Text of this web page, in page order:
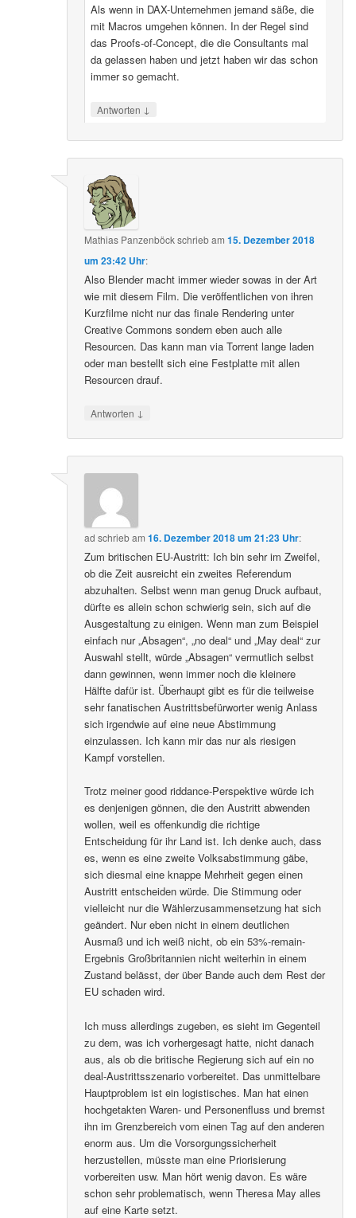
Als wenn in DAX-Unternehmen jemand säße, die
mit Macros umgehen können. In der Regel sind
das Proofs-of-Concept, die die Consultants mal
da gelassen haben und jetzt haben wir das schon
immer so gemacht.
Antworten ↓
Mathias Panzenböckschriebam15. Dezember 2018
um 23:42 Uhr:
Also Blender macht immer wieder sowas in der Art
wie mit diesem Film. Die veröffentlichen von ihren
Kurzfilme nicht nur das finale Rendering unter
Creative Commons sondern eben auch alle
Resourcen. Das kann man via Torrent lange laden
oder man bestellt sich eine Festplatte mit allen
Resourcen drauf.
Antworten ↓
ad schriebam16. Dezember 2018 um 21:23 Uhr:
Zum britischen EU-Austritt: Ich bin sehr im Zweifel,
ob die Zeit ausreicht ein zweites Referendum
abzuhalten. Selbst wenn man genug Druck aufbaut,
dürfte es allein schon schwierig sein, sich auf die
Ausgestaltung zu einigen. Wenn man zum Beispiel
einfach nur „Absagen“, „no deal“ und „May deal“ zur
Auswahl stellt, würde „Absagen“ vermutlich selbst
dann gewinnen, wenn immer noch die kleinere
Hälfte dafür ist. Überhaupt gibt es für die teilweise
sehr fanatischen Austrittsbefürworter wenig Anlass
sich irgendwie auf eine neue Abstimmung
einzulassen. Ich kann mir das nur als riesigen
Kampf vorstellen.
Trotz meiner good riddance-Perspektive würde ich
es denjenigen gönnen, die den Austritt abwenden
wollen, weil es offenkundig die richtige
Entscheidung für ihr Land ist. Ich denke auch, dass
es, wenn es eine zweite Volksabstimmung gäbe,
sich diesmal eine knappe Mehrheit gegen einen
Austritt entscheiden würde. Die Stimmung oder
vielleicht nur die Wählerzusammensetzung hat sich
geändert. Nur eben nicht in einem deutlichen
Ausmaß und ich weiß nicht, ob ein 53%-remain-
Ergebnis Großbritannien nicht weiterhin in einem
Zustand belässt, der über Bande auch dem Rest der
EU schaden wird.
Ich muss allerdings zugeben, es sieht im Gegenteil
zu dem, was ich vorhergesagt hatte, nicht danach
aus, als ob die britische Regierung sich auf ein no
deal-Austrittsszenario vorbereitet. Das unmittelbare
Hauptproblem ist ein logistisches. Man hat einen
hochgetakten Waren- und Personenfluss und bremst
ihn im Grenzbereich vom einen Tag auf den anderen
enorm aus. Um die Vorsorgungssicherheit
herzustellen, müsste man eine Priorisierung
vorbereiten usw. Man hört wenig davon. Es wäre
schon sehr problematisch, wenn Theresa May alles
auf eine Karte setzt.